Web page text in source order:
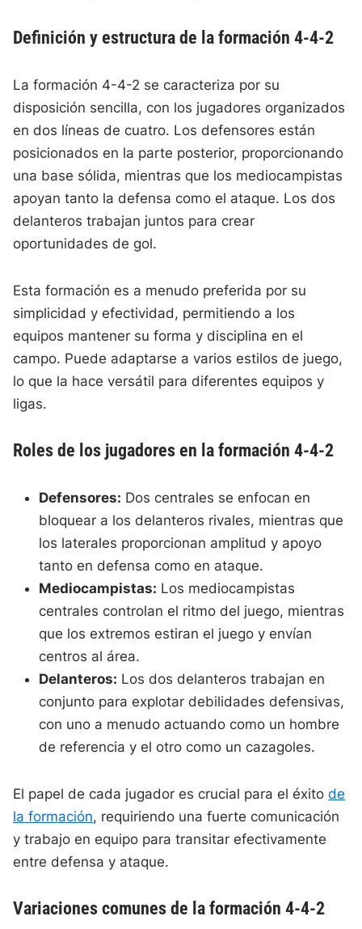
Definición y estructura de la formación 4-4-2
La formación 4-4-2 se caracteriza por su
disposición sencilla, con los jugadores organizados
en dos líneas de cuatro. Los defensores están
posicionados en la parte posterior, proporcionando
una base sólida, mientras que los mediocampistas
apoyan tanto la defensa como el ataque. Los dos
delanteros trabajan juntos para crear
oportunidades de gol.
Esta formación es a menudo preferida por su
simplicidad y efectividad, permitiendo a los
equipos mantener su forma y disciplina en el
campo. Puede adaptarse a varios estilos de juego,
lo que la hace versátil para diferentes equipos y
ligas.
Roles de los jugadores en la formación 4-4-2
Defensores: Dos centrales se enfocan en
bloquear a los delanteros rivales, mientras que
los laterales proporcionan amplitud y apoyo
tanto en defensa como en ataque.
Mediocampistas: Los mediocampistas
centrales controlan el ritmo del juego, mientras
que los extremos estiran el juego y envían
centros al área.
Delanteros: Los dos delanteros trabajan en
conjunto para explotar debilidades defensivas,
con uno a menudo actuando como un hombre
de referencia y el otro como un cazagoles.
El papel de cada jugador es crucial para el éxitode
la formación, requiriendo una fuerte comunicación
y trabajo en equipo para transitar efectivamente
entre defensa y ataque.
Variaciones comunes de la formación 4-4-2